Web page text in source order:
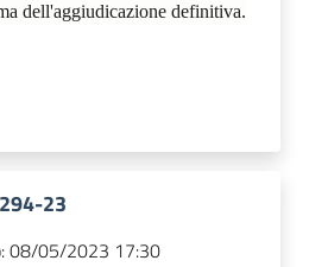
dell'aggiudicazione definitiva.
23
08/05/2023 17:30